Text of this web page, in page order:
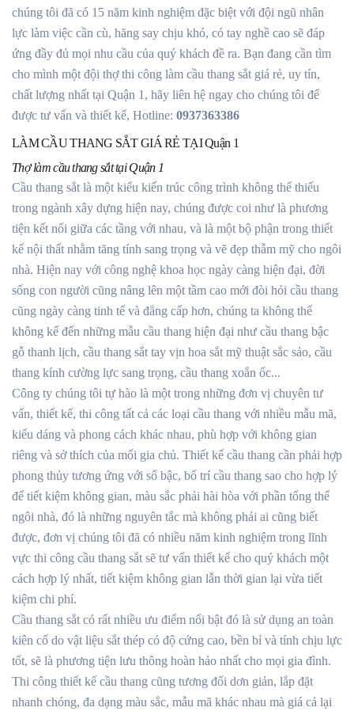
chúng tôi đã có 15 năm kinh nghiệm đặc biệt với đội ngũ nhân
lực làm việc cần cù, hăng say chịu khó, có tay nghề cao sẽ đáp
ứng đầy đủ mọi nhu cầu của quý khách đề ra. Bạn đang cần tìm
cho mình một đội thợ thi công làm cầu thang sắt giá rẻ, uy tín,
chất lượng nhất tại Quận 1, hãy liên hệ ngay cho chúng tôi để
được tư vấn và thiết kế, Hotline: 0937363386
LÀM CẦU THANG SẮT GIÁ RẺ TẠI Quận 1
Thợ làm cầu thang sắt tại Quận 1
Cầu thang sắt là một kiểu kiến trúc công trình không thể thiếu
trong ngành xây dựng hiện nay, chúng được coi như là phương
tiện kết nối giữa các tầng với nhau, và là một bộ phận trong thiết
kế nội thất nhằm tăng tính sang trọng và vẽ đẹp thẫm mỹ cho ngôi
nhà. Hiện nay với công nghệ khoa học ngày càng hiện đại, đời
sống con người cũng nâng lên một tầm cao mới đòi hỏi cầu thang
cũng ngày càng tinh tế và đẳng cấp hơn, chúng ta không thể
không kể đến những mẫu cầu thang hiện đại như cầu thang bậc
gỗ thanh lịch, cầu thang sắt tay vịn hoa sắt mỹ thuật sắc sảo, cầu
thang kính cường lực sang trọng, cầu thang xoắn ốc...
Công ty chúng tôi tự hào là một trong những đơn vị chuyên tư
vấn, thiết kế, thi công tất cả các loại cầu thang với nhiều mẫu mã,
kiểu dáng và phong cách khác nhau, phù hợp với không gian
riêng và sở thích của mối gia chủ. Thiết kế cầu thang cần phải hợp
phong thủy tương ứng với số bậc, bố trí cầu thang sao cho hợp lý
để tiết kiệm không gian, màu sắc phải hài hòa với phần tổng thể
ngôi nhà, đó là những nguyên tắc mà không phải ai cũng biết
được, đơn vị chúng tôi đã có nhiều năm kinh nghiệm trong lĩnh
vực thi công cầu thang sắt sẽ tư vấn thiết kế cho quý khách một
cách hợp lý nhất, tiết kiệm không gian lẫn thời gian lại vừa tiết
kiệm chi phí.
Cầu thang sắt có rất nhiều ưu điểm nổi bật đó là sử dụng an toàn
kiên cố do vật liệu sắt thép có độ cứng cao, bền bỉ và tính chịu lực
tốt, sẽ là phương tiện lưu thông hoàn hảo nhất cho mọi gia đình.
Thi công thiết kế cầu thang cũng tương đối dơn giản, lắp đặt
nhanh chóng, đa dạng màu sắc, mẫu mã khác nhau mà giá cả lại